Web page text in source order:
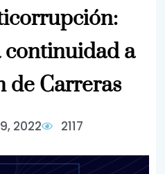
continuidad a
de Carreras
2022 2117